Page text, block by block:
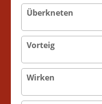
Überkneten
Vorteig
Wirken